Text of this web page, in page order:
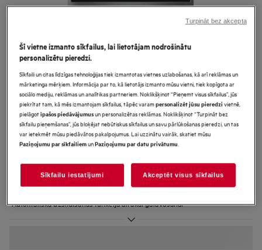
ORN64A02XB
3000.sērijas Keramikas virsma
Iebūvējama Keramiska plīts virsma
60 cm
Ražojuma informācijas lapa
Priekšrocības
Lielāka gatavošanas zona profesionālai ēdiena gatavošanai
Automātiska uzsildīšanas funkcija ātrākai gatavošanai
Šī vietne izmanto sīkfailus, lai lietotājam nodrošinātu
personalizētu pieredzi.
Sīkfaili un citas līdzīgas tehnoloģijas tiek izmantotas vietnes uzlabošanas, kā arī reklāmas un
mārketinga mērķiem. Informācija par to, kā lietotājs izmanto mūsu vietni, tiek kopīgota ar
sociālo mediju, reklāmas un analītikas partneriem. Noklikšķinot “Pieņemt visus sīkfailus”, jūs
piekrītat tam, kā mēs izmantojam sīkfailus, tāpēc varampersonalizēt jūsu pieredzivietnē,
pielāgotīpašos piedāvājumusun personalizētas reklāmas. Noklikšķinot “Turpināt bez
sīkfailu pieņemšanas”, jūs bloķējat nebūtiskus sīkfailus un savu pārlūkošanas pieredzi, un tas
var ietekmēt mūsu piedāvātos pakalpojumus. Lai uzzinātu vairāk, skatiet mūsu
Paziņojumu par sīkfailiemunPaziņojumu par datu privātumu.
Sīkfailu iestatījumi Akceptēt visus sīkfailus
Turpināt bez akcepta